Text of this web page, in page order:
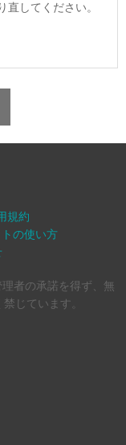
してください。
規約
の使い方
者の承諾を得ず、無
じています。